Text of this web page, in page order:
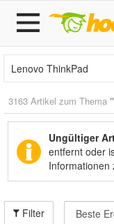
3163 Artikel zum Thema
Ungültiger
entfernt oder
Informationen
Filter